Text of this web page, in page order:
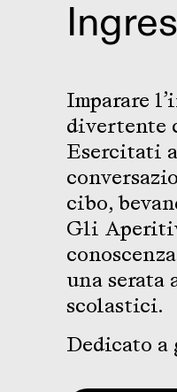
Imparare
divertente
Esercitati
cibo,
Gli
una
scolastici.
Dedicato